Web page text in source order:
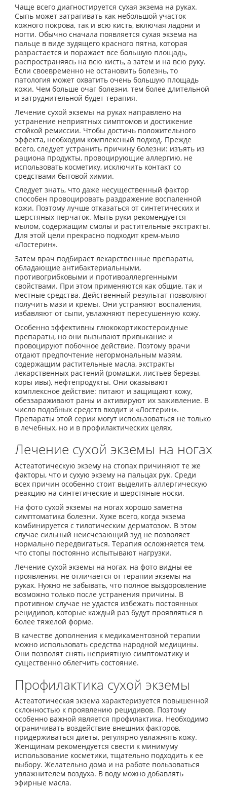
Чаще всего диагностируется сухая экзема на руках.
Сыпь может затрагивать как небольшой участок
кожного покрова, так и всю кисть, включая ладони и
ногти. Обычно сначала появляется сухая экзема на
пальце в виде зудящего красного пятна, которая
разрастается и поражает все большую площадь,
распространяясь на всю кисть, а затем и на всю руку.
Если своевременно не остановить болезнь, то
патология может охватить очень большую площадь
кожи. Чем больше очаг болезни, тем более длительной
и затруднительной будет терапия.
Лечение сухой экземы на руках направлено на
устранение неприятных симптомов и достижение
стойкой ремиссии. Чтобы достичь положительного
эффекта, необходим комплексный подход. Прежде
всего, следует устранить причину болезни: изъять из
рациона продукты, провоцирующие аллергию, не
использовать косметику, исключить контакт со
средствами бытовой химии.
Следует знать, что даже несущественный фактор
способен провоцировать раздражение воспаленной
кожи. Поэтому лучше отказаться от синтетических и
шерстяных перчаток. Мыть руки рекомендуется
мылом, содержащим смолы и растительные экстракты.
Для этой цели прекрасно подходит крем-мыло
«Лостерин».
Затем врач подбирает лекарственные препараты,
обладающие антибактериальными,
противогрибковыми и противоаллергенными
свойствами. При этом применяются как общие, так и
местные средства. Действенный результат позволяют
получить мази и кремы. Они устраняют воспаления,
избавляют от сыпи, увлажняют пересушенную кожу.
Особенно эффективны глюкокортикостероидные
препараты, но они вызывают привыкание и
провоцируют побочное действие. Поэтому врачи
отдают предпочтение негормональным мазям,
содержащим растительные масла, экстракты
лекарственных растений (ромашки, листьев березы,
коры ивы), нефтепродукты. Они оказывают
комплексное действие: питают и защищают кожу,
обеззараживают раны и активируют их заживление. В
число подобных средств входит и «Лостерин».
Препараты этой серии могут использоваться не только
в лечебных, но и в профилактических целях.
Лечение сухой экземы на ногах
Астеатотическую экзему на стопах причиняют те же
факторы, что и сухую экзему на пальцах рук. Среди
всех причин особенно стоит выделить аллергическую
реакцию на синтетические и шерстяные носки.
На фото сухой экземы на ногах хорошо заметна
симптоматика болезни. Хуже всего, когда экзема
комбинируется с тилотическим дерматозом. В этом
случае сильный неисчезающий зуд не позволяет
нормально передвигаться. Терапия осложняется тем,
что стопы постоянно испытывают нагрузки.
Лечение сухой экземы на ногах, на фото видны ее
проявления, не отличается от терапии экземы на
руках. Нужно не забывать, что полное выздоровление
возможно только после устранения причины. В
противном случае не удастся избежать постоянных
рецидивов, которые каждый раз будут проявляться в
более тяжелой форме.
В качестве дополнения к медикаментозной терапии
можно использовать средства народной медицины.
Они позволят снять неприятную симптоматику и
существенно облегчить состояние.
Профилактика сухой экземы
Астеатотическая экзема характеризуется повышенной
склонностью к проявлению рецидивов. Поэтому
особенно важной является профилактика. Необходимо
ограничивать воздействие внешних факторов,
придерживаться диеты, регулярно увлажнять кожу.
Женщинам рекомендуется свести к минимуму
использование косметики, тщательно подходить к ее
выбору. Желательно дома и на работе пользоваться
увлажнителем воздуха. В воду можно добавлять
эфирные масла.